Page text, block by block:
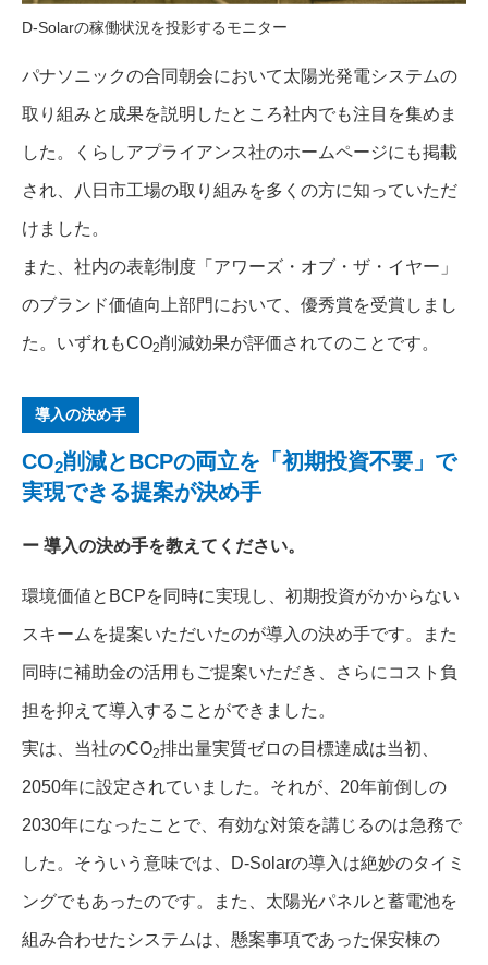
D-Solarの稼働状況を投影するモニター
パナソニックの合同朝会において太陽光発電システムの
取り組みと成果を説明したところ社内でも注目を集めま
した。くらしアプライアンス社のホームページにも掲載
され、八日市工場の取り組みを多くの方に知っていただ
けました。
また、社内の表彰制度「アワーズ・オブ・ザ・イヤー」
のブランド価値向上部門において、優秀賞を受賞しまし
た。いずれもCO2削減効果が評価されてのことです。
導入の決め手
CO2削減とBCPの両立を「初期投資不要」で
実現できる提案が決め手
導入の決め手を教えてください。
環境価値とBCPを同時に実現し、初期投資がかからない
スキームを提案いただいたのが導入の決め手です。また
同時に補助金の活用もご提案いただき、さらにコスト負
担を抑えて導入することができました。
実は、当社のCO2排出量実質ゼロの目標達成は当初、
2050年に設定されていました。それが、20年前倒しの
2030年になったことで、有効な対策を講じるのは急務で
した。そういう意味では、D-Solarの導入は絶妙のタイミ
ングでもあったのです。また、太陽光パネルと蓄電池を
組み合わせたシステムは、懸案事項であった保安棟の